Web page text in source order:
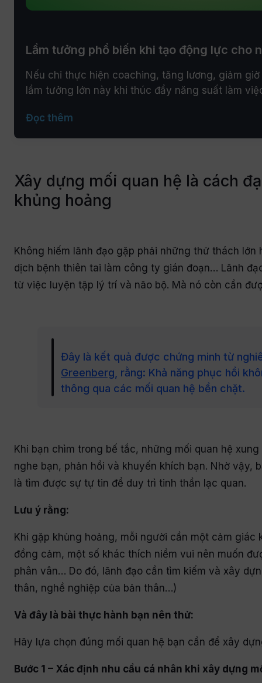
Lầm tưởng phổ biến khi tạo động lực cho
Nếu chỉ thực hiện coaching, tăng lương, giảm
lầm tưởng lớn này khi thúc đẩy năng suất làm
Đọc thêm
Xây dựng mối quan hệ là cách
khủng hoảng
Không hiếm lãnh đạo gặp phải những thử thách
dịch bệnh thiên tai làm công ty gián đoạn… Lãnh
từ việc luyện tập lý trí và não bộ. Mà nó còn cần
Đây là kết quả được chứng minh từ
Greenberg , rằng: Khả năng phục hồi
thông qua các mối quan hệ bền chặt.
Khi bạn chìm trong bế tắc, những mối quan hệ
nghe bạn, phản hồi và khuyến khích bạn. Nhờ
là tìm được sự tự tin để duy trì tinh thần lạc quan.
Lưu ý rằng:
Khi gặp khủng hoảng, mỗi người cần một cảm
đồng cảm, một số khác thích niềm vui nên muốn
phân vân… Do đó, lãnh đạo cần tìm kiếm và xây
thân, nghề nghiệp của bản thân…)
Và đây là bài thực hành bạn nên thử:
Hãy lựa chọn đúng mối quan hệ bạn cần để xây
Bước 1 – Xác định nhu cầu cá nhân khi xây dựng